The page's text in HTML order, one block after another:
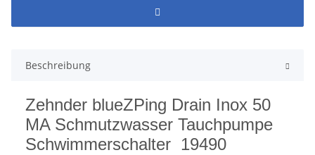
Beschreibung
Zehnder blueZPing Drain Inox 50
MA Schmutzwasser Tauchpumpe
Schwimmerschalter 19490